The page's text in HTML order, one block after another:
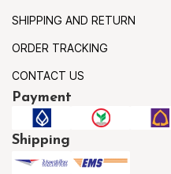
SHIPPING AND RETURN
ORDER TRACKING
CONTACT US
Payment
Shipping